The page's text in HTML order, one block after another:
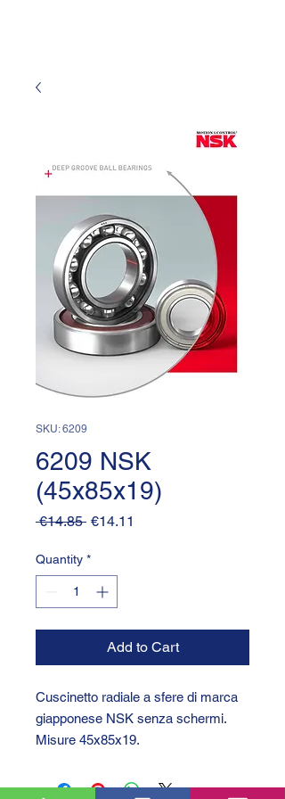
SKU: 6209
6209 NSK
(45x85x19)
€14.85 Regular
€14.11
Quantity *
Add to Cart
Cuscinetto radiale a sfere di marca
giapponese NSK senza schermi.
Misure 45x85x19.